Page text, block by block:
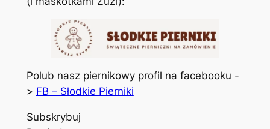
Polub nasz piernikowy profil na facebooku -
> FB – Słodkie Pierniki
Subskrybuj